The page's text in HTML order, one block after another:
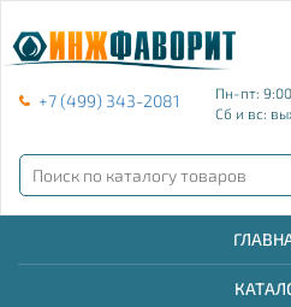
+7 (499) 343-2081
Пн-пт:
Сб и вс: